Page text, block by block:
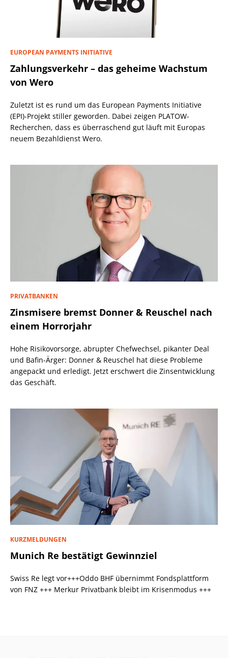
EUROPEAN PAYMENTS INITIATIVE
Zahlungsverkehr – das geheime Wachstum
von Wero
Zuletzt ist es rund um das European Payments Initiative
(EPI)-Projekt stiller geworden. Dabei zeigen PLATOW-
Recherchen, dass es überraschend gut läuft mit Europas
neuem Bezahldienst Wero.
PRIVATBANKEN
Zinsmisere bremst Donner & Reuschel nach
einem Horrorjahr
Hohe Risikovorsorge, abrupter Chefwechsel, pikanter Deal
und Bafin-Ärger: Donner & Reuschel hat diese Probleme
angepackt und erledigt. Jetzt erschwert die Zinsentwicklung
das Geschäft.
KURZMELDUNGEN
Munich Re bestätigt Gewinnziel
Swiss Re legt vor+++Oddo BHF übernimmt Fondsplattform
von FNZ +++ Merkur Privatbank bleibt im Krisenmodus +++